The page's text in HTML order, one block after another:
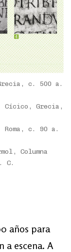
c. 500 a.
Cícico, Grecia,
c. 90 a.
Columna
C.
años para
a escena. A